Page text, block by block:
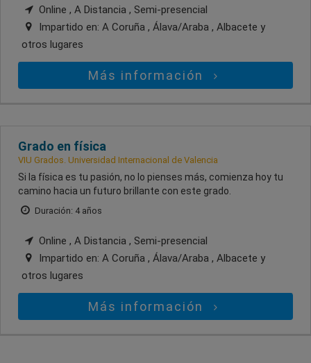
Online , A Distancia , Semi-presencial
Impartido en: A Coruña , Álava/Araba , Albacete y
otros lugares
Más información
Grado en física
VIU Grados. Universidad Internacional de Valencia
Si la física es tu pasión, no lo pienses más, comienza hoy tu
camino hacia un futuro brillante con este grado.
Duración: 4 años
Online , A Distancia , Semi-presencial
Impartido en: A Coruña , Álava/Araba , Albacete y
otros lugares
Más información